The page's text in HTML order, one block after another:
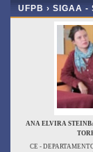
UFPB › SIGAA -
ANA ELVIRA
CE -